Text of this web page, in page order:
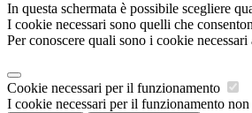
In questa schermata è possibile scegliere
I cookie necessari sono quelli che
Per conoscere quali sono i cookie
Cookie necessari per il funzionamento
I cookie necessari per il funzionamento